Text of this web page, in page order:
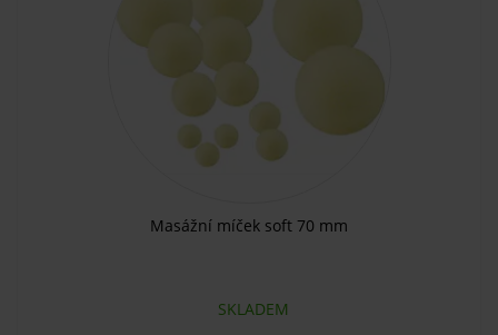
Masážní míček soft 70 mm
SKLADEM